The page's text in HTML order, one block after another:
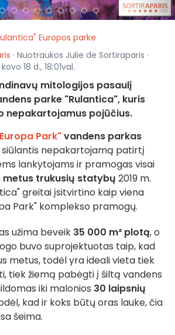
Europos parke
· Nuotraukos Julie de Sortiraparis ·
18 d., 18:01val.
mitologijos pasaulį
parke "Rulantica", kuris
nepakartojamus pojūčius.
Europa Park"vandens parkas
siūlantis nepakartojamą patirtį
lankytojams ir pramogas visai
metus trukusių statybų 2019 m.
greitai įsitvirtino kaip viena
Park" komplekso pramogų.
užima beveik 35 000 m² plotą, o
buvo suprojektuotas taip, kad
metus, todėl yra ideali vieta tiek
tiek žiemą pabėgti į šiltą vandens
iki malonios 30 laipsnių
kad ir koks būtų oras lauke, čia
šeima.